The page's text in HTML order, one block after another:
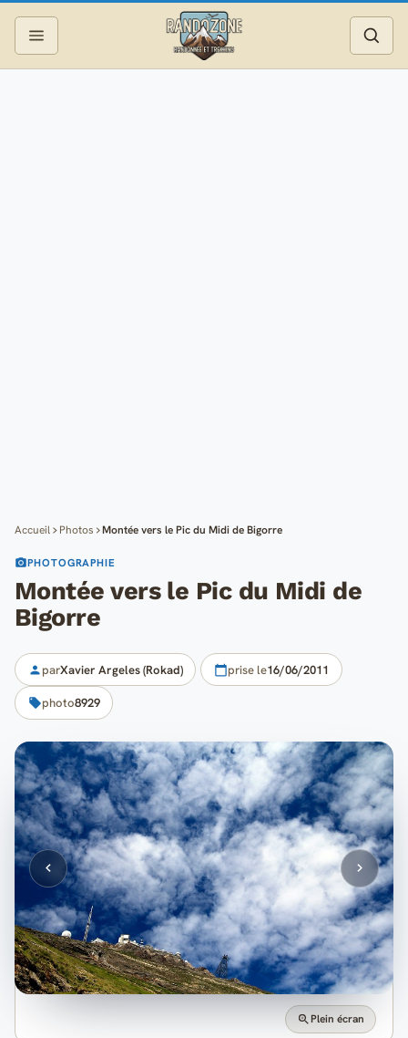
Accueil Photos Montée vers le Pic du Midi de Bigorre
PHOTOGRAPHIE
Montée vers le Pic du Midi de
Bigorre
parXavier Argeles (Rokad) prise le16/06/2011
photo8929
Plein écran